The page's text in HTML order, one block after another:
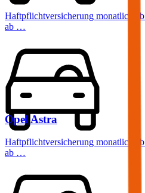
Haftpflichtversicherung monatlich ab
ab …
Opel Astra
Haftpflichtversicherung monatlich ab
ab …